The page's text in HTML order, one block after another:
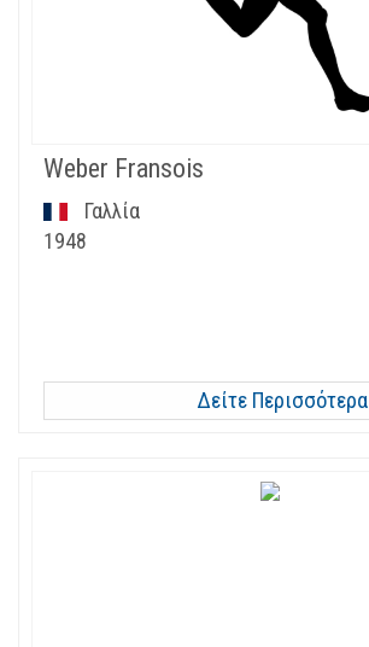
Weber Fransois
Γαλλία
1948
Δείτε Περισσότερα